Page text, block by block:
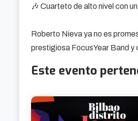
🎶 Cuarteto de alto nivel con
Roberto Nieva ya no es
prestigiosa FocusYear Band y
fórmulas.
El concierto es un ejercicio de
y groove se combinan con
Este evento